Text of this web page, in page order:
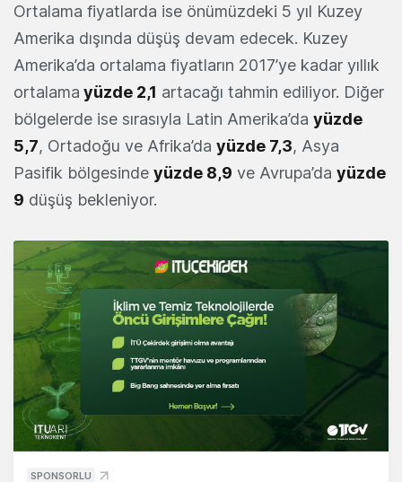
Ortalama fiyatlarda ise önümüzdeki 5 yıl Kuzey
Amerika dışında düşüş devam edecek. Kuzey
Amerika’da ortalama fiyatların 2017’ye kadar yıllık
ortalama yüzde 2,1 artacağı tahmin ediliyor. Diğer
bölgelerde ise sırasıyla Latin Amerika’da yüzde
5,7, Ortadoğu ve Afrika’da yüzde 7,3, Asya
Pasifik bölgesinde yüzde 8,9 ve Avrupa’da yüzde
9 düşüş bekleniyor.
SPONSORLU